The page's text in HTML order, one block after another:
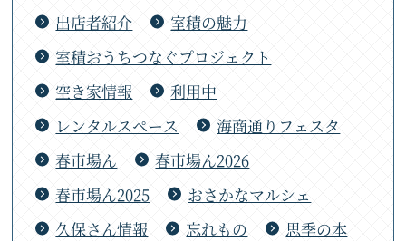
出店者紹介
室積の魅力
室積おうちつなぐプロジェクト
空き家情報
利用中
レンタルスペース
海商通りフェスタ
春市場ん
春市場ん2026
春市場ん2025
おさかなマルシェ
久保さん情報
忘れもの
思季の本